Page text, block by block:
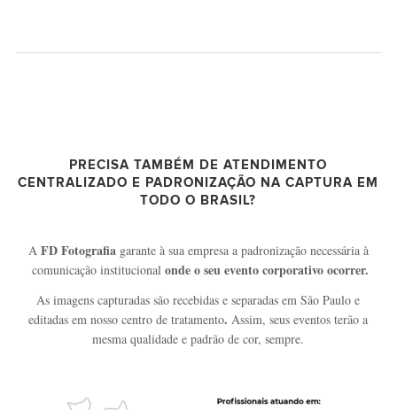
PRECISA TAMBÉM DE ATENDIMENTO
CENTRALIZADO E PADRONIZAÇÃO NA CAPTURA EM
TODO O BRASIL?
A FD Fotografia garante à sua empresa a padronização necessária à
comunicação institucionalonde o seu evento corporativo ocorrer.
As imagens capturadas são recebidas e separadas em São Paulo e
editadas em nosso centro de tratamento. Assim, seus eventos terão a
mesma qualidade e padrão de cor, sempre.